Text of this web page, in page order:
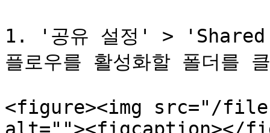
1. '공유 설정' > 'Shared
플로우를 활성화할 폴더를
<figure><img src="/files/